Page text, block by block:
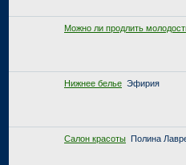
Можно ли продлить
Нижнее белье Эфирия
Салон красоты Полина